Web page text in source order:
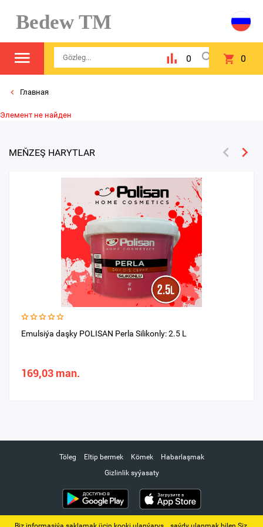
Bedew TM
0 0
Главная
Элемент не найден
MEŇZEŞ HARYTLAR
Emulsiýa daşky POLISAN Perla Silikonly: 2.5 L
169,03 man.
Töleg Eltip bermek Kömek
Habarlaşmak
Gizlinlik syýasaty